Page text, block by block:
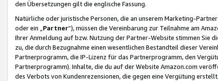
den Übersetzungen gilt die englische Fassung.
Natürliche oder juristische Personen, die an unserem Marketing-
oder ein „Partner“), müssen die Vereinbarung zur Teilnahme am
Ihrer Anmeldung auf bzw. Nutzung der Partner-Website stimmen Sie
zu, die durch Bezugnahme einen wesentlichen Bestandteil dieser
Partnerprogramm, die IP-Lizenz für das Partnerprogramm, den
Partnerprogramm). Inhalte, die du auf der Website Amazon.com
des Verbots von Kundenrezensionen, die gegen eine Vergütung